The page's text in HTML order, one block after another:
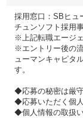
採用窓口：SBヒュ
チュンソフト採用事
※上記転職エージ
※エントリー後の
ューマンキャピタ
す。
◆応募の秘密は厳守
◆応募いただく個
◆個人情報の取扱